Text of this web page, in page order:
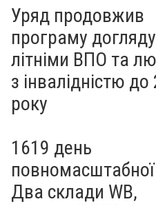
Уряд продовжив
програму
літніми ВПО та
з інвалідністю
року
1619 день
повномасштабної
Два склади WB,